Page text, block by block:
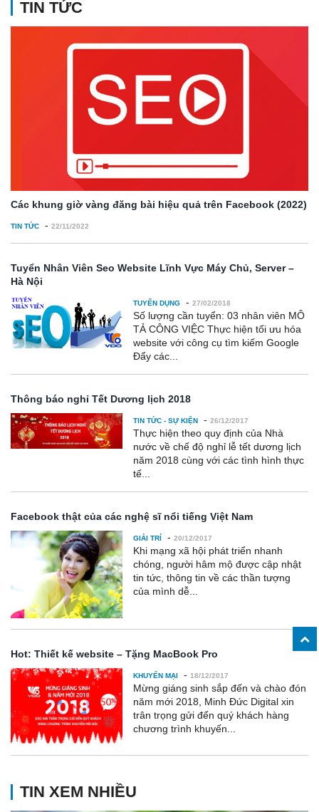
TIN TỨC
Các khung giờ vàng đăng bài hiệu quả trên Facebook (2022)
TIN TỨC - 22/11/2022
Tuyển Nhân Viên Seo Website Lĩnh Vực Máy Chủ, Server –
Hà Nội
TUYỂN DỤNG - 27/02/2018
Số lượng cần tuyển: 03 nhân viên MÔ
TẢ CÔNG VIỆC Thực hiện tối ưu hóa
website với công cụ tìm kiếm Google
Đẩy các...
Thông báo nghỉ Tết Dương lịch 2018
TIN TỨC - SỰ KIỆN - 26/12/2017
Thực hiện theo quy định của Nhà
nước về chế độ nghỉ lễ tết dương lịch
năm 2018 cùng với các tình hình thực
tế...
Facebook thật của các nghệ sĩ nổi tiếng Việt Nam
GIẢI TRÍ - 20/12/2017
Khi mạng xã hội phát triển nhanh
chóng, người hâm mộ được cập nhật
tin tức, thông tin về các thần tượng
của mình dễ...
Hot: Thiết kế website – Tặng MacBook Pro
KHUYẾN MẠI - 18/12/2017
Mừng giáng sinh sắp đến và chào đón
năm mới 2018, Minh Đức Digital xin
trân trọng gửi đến quý khách hàng
chương trình khuyến...
TIN XEM NHIỀU